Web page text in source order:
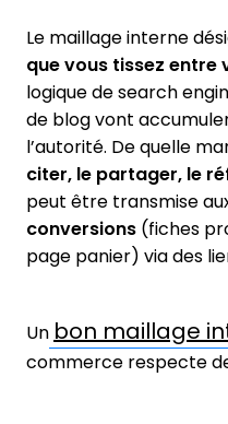
Le maillage interne
que vous tissez entre
logique de search
de blog vont
l’autorité. De quelle
citer, le partager, le
peut être transmise
conversions (fiches
page panier) via des
Un bon maillage
commerce respecte